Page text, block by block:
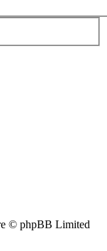
© phpBB Limited